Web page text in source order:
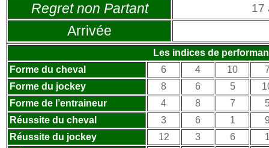
Regret non Partant 17
Arrivée
Les indices de
Forme du cheval
6 4 10
Forme du jockey
8 6 5
Forme de l’entraineur
4 8 7
Réussite du cheval
3 6 1
Réussite du jockey
12 3 6